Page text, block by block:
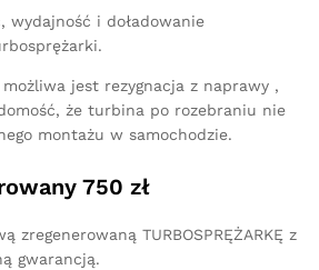
wydajność i doładowanie
jest rezygnacja z naprawy ,
że turbina po rozebraniu nie
montażu w samochodzie.
750 zł
zregenerowaną TURBOSPRĘŻARKĘ z
gwarancją.